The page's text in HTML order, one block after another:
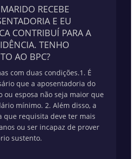
RECEBE
E EU
CONTRIBUÍ PARA A
TENHO
AO BPC?
com duas condições.1. É
que a aposentadoria do
ou esposa não seja maior que
mínimo. 2. Além disso, a
que requisita deve ter mais
ou ser incapaz de prover
sustento.